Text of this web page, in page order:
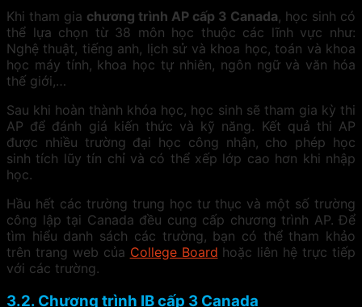
Khi tham gia chương trình AP cấp 3 Canada, học sinh có
thể lựa chọn từ 38 môn học thuộc các lĩnh vực như:
Nghệ thuật, tiếng anh, lịch sử và khoa học, toán và khoa
học máy tính, khoa học tự nhiên, ngôn ngữ và văn hóa
thế giới,…
Sau khi hoàn thành khóa học, học sinh sẽ tham gia kỳ thi
AP để đánh giá kiến thức và kỹ năng. Kết quả thi AP
được nhiều trường đại học công nhận, cho phép học
sinh tích lũy tín chỉ và có thể xếp lớp cao hơn khi nhập
học.
Hầu hết các trường trung học tư thục và một số trường
công lập tại Canada đều cung cấp chương trình AP. Để
tìm hiểu danh sách các trường, bạn có thể tham khảo
trên trang web của College Board hoặc liên hệ trực tiếp
với các trường.
3.2. Chương trình IB cấp 3 Canada